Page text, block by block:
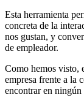
Esta herramienta
concreta de la
nos gustan, y
de empleador.
Como hemos visto,
empresa frente a la
encontrar en